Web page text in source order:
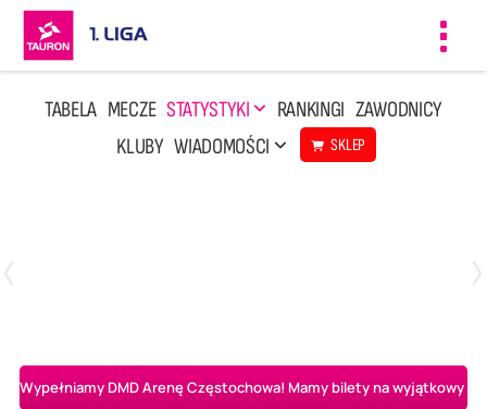
TABELA MECZE STATYSTYKI RANKINGI ZAWODNICY
KLUBY WIADOMOŚCI SKLEP
Wypełniamy DMD Arenę Częstochowa! Mamy bilety na wyjątkowy